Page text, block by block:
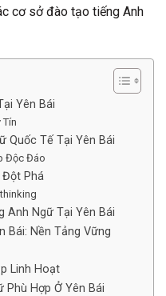
cơ sở đào tạo tiếng Anh
Yên Bái
Tín
Quốc Tế Tại Yên Bái
Độc Đáo
Đột Phá
Anh Ngữ Tại Yên Bái
Bái: Nền Tảng Vững
Linh Hoạt
Phù Hợp Ở Yên Bái